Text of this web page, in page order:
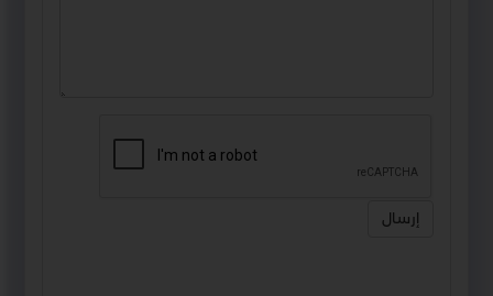
إرسال